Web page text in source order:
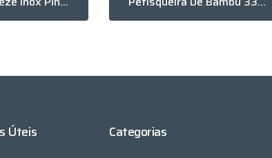
Úteis Categorias